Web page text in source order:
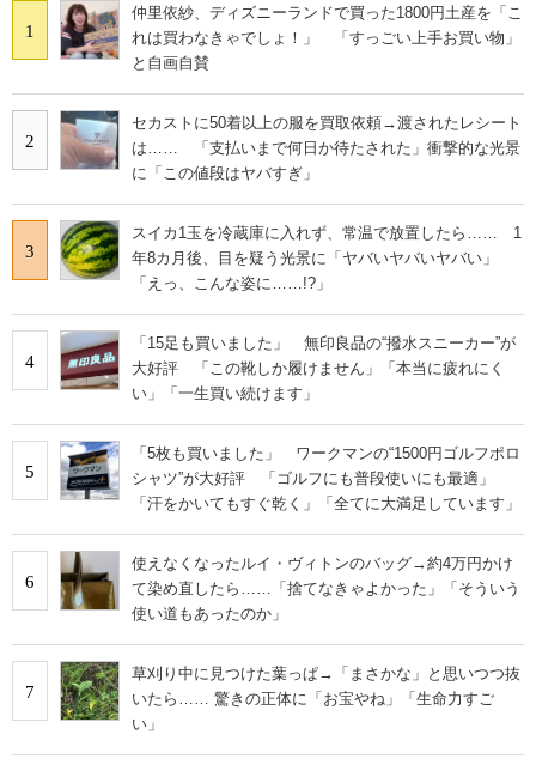
1
仲里依紗、ディズニーランドで買った1800円土産を「こ
れは買わなきゃでしょ！」 「すっごい上手お買い物」
と自画自賛
2
セカストに50着以上の服を買取依頼→渡されたレシート
は…… 「支払いまで何日か待たされた」衝撃的な光景
に「この値段はヤバすぎ」
3
スイカ1玉を冷蔵庫に入れず、常温で放置したら…… 1
年8カ月後、目を疑う光景に「ヤバいヤバいヤバい」
「えっ、こんな姿に……!?」
4
「15足も買いました」 無印良品の“撥水スニーカー”が
大好評 「この靴しか履けません」「本当に疲れにく
い」「一生買い続けます」
5
「5枚も買いました」 ワークマンの“1500円ゴルフポロ
シャツ”が大好評 「ゴルフにも普段使いにも最適」
「汗をかいてもすぐ乾く」「全てに大満足しています」
6
使えなくなったルイ・ヴィトンのバッグ→約4万円かけ
て染め直したら……「捨てなきゃよかった」「そういう
使い道もあったのか」
7
草刈り中に見つけた葉っぱ→「まさかな」と思いつつ抜
いたら…… 驚きの正体に「お宝やね」「生命力すご
い」